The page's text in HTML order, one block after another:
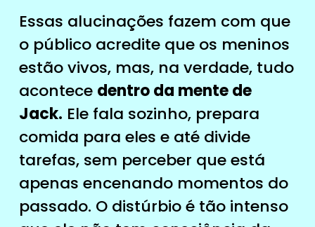
Essas alucinações fazem com que
o público acredite que os meninos
estão vivos, mas, na verdade, tudo
acontece dentro da mente de
Jack. Ele fala sozinho, prepara
comida para eles e até divide
tarefas, sem perceber que está
apenas encenando momentos do
passado. O distúrbio é tão intenso